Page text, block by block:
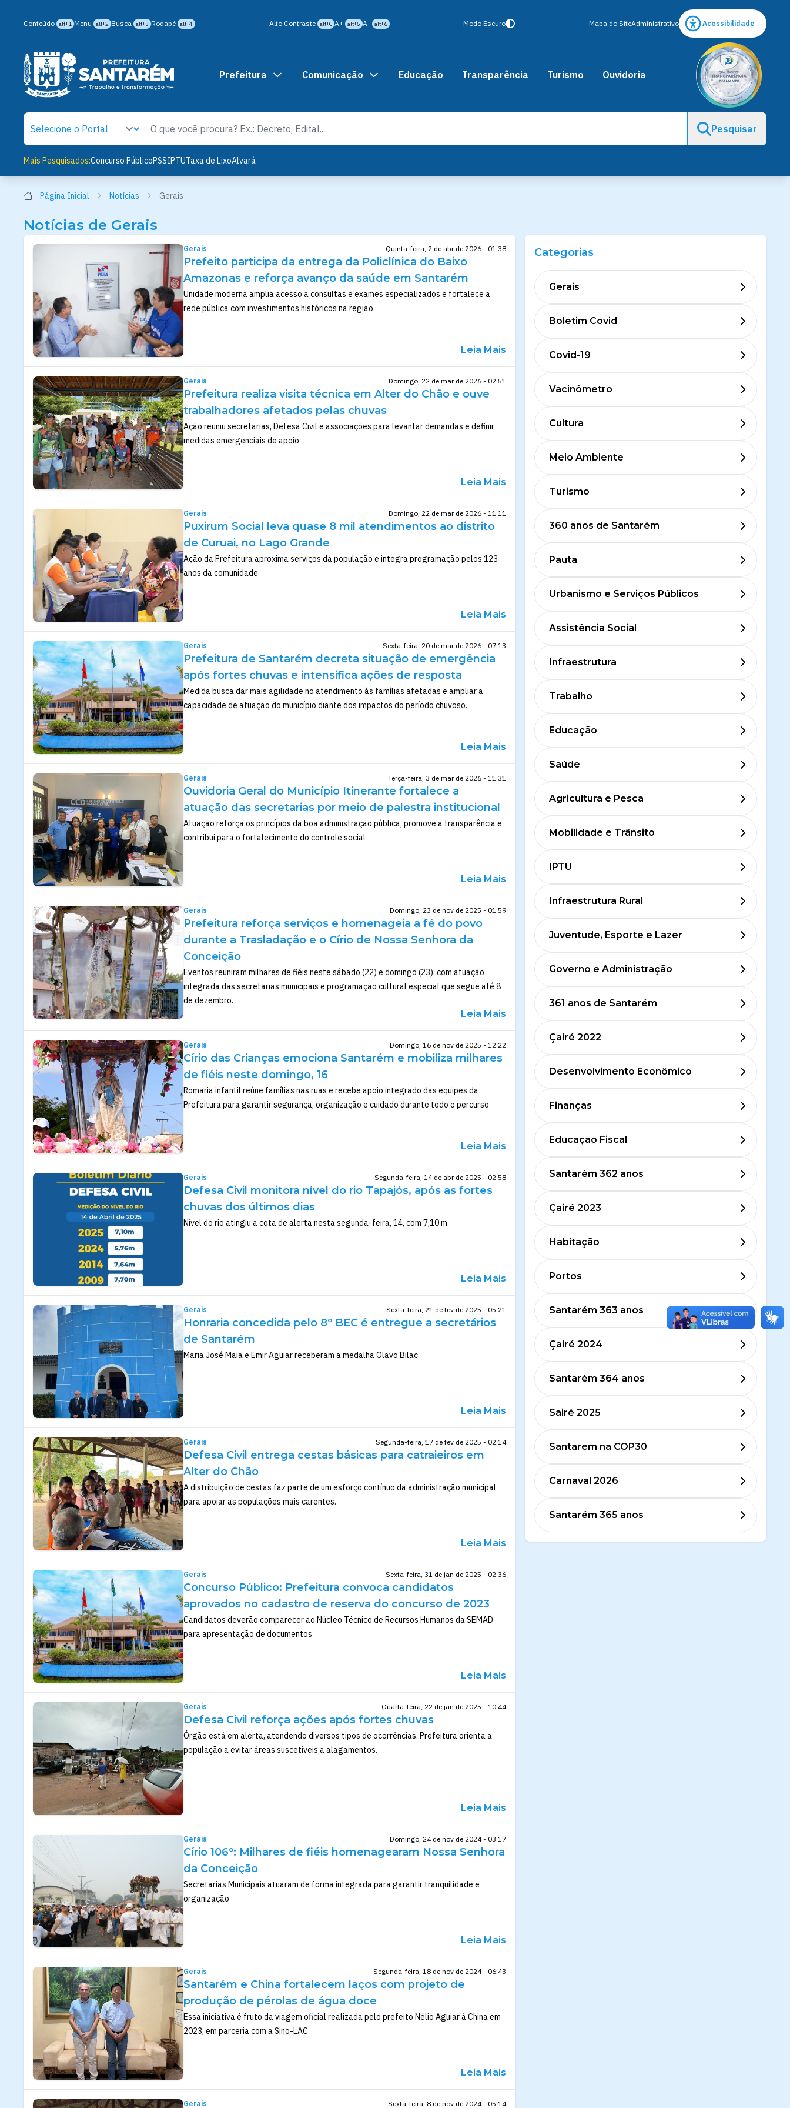
Conteúdo alt+1 Menu alt+2 Busca alt+3 Rodapé alt+4 Alto Contraste alt+C A+ alt+5 A- alt+6 Modo Escuro Mapa do SiteAdministrativo Acessibilidade
Prefeitura Comunicação Educação Transparência Turismo Ouvidoria
Pesquisar
Mais Pesquisados:Concurso PúblicoPSSIPTUTaxa de LixoAlvará
Página Inicial Notícias Gerais
Notícias de Gerais
Gerais Quinta-feira, 2 de abr de 2026 - 01:38
Prefeito participa da entrega da Policlínica do Baixo
Amazonas e reforça avanço da saúde em Santarém
Unidade moderna amplia acesso a consultas e exames especializados e fortalece a
rede pública com investimentos históricos na região
Leia Mais
Gerais Domingo, 22 de mar de 2026 - 02:51
Prefeitura realiza visita técnica em Alter do Chão e ouve
trabalhadores afetados pelas chuvas
Ação reuniu secretarias, Defesa Civil e associações para levantar demandas e definir
medidas emergenciais de apoio
Leia Mais
Gerais Domingo, 22 de mar de 2026 - 11:11
Puxirum Social leva quase 8 mil atendimentos ao distrito
de Curuai, no Lago Grande
Ação da Prefeitura aproxima serviços da população e integra programação pelos 123
anos da comunidade
Leia Mais
Gerais Sexta-feira, 20 de mar de 2026 - 07:13
Prefeitura de Santarém decreta situação de emergência
após fortes chuvas e intensifica ações de resposta
Medida busca dar mais agilidade no atendimento às famílias afetadas e ampliar a
capacidade de atuação do município diante dos impactos do período chuvoso.
Leia Mais
Gerais Terça-feira, 3 de mar de 2026 - 11:31
Ouvidoria Geral do Município Itinerante fortalece a
atuação das secretarias por meio de palestra institucional
Atuação reforça os princípios da boa administração pública, promove a transparência e
contribui para o fortalecimento do controle social
Leia Mais
Gerais Domingo, 23 de nov de 2025 - 01:59
Prefeitura reforça serviços e homenageia a fé do povo
durante a Trasladação e o Círio de Nossa Senhora da
Conceição
Eventos reuniram milhares de fiéis neste sábado (22) e domingo (23), com atuação
integrada das secretarias municipais e programação cultural especial que segue até 8
de dezembro.
Leia Mais
Gerais Domingo, 16 de nov de 2025 - 12:22
Círio das Crianças emociona Santarém e mobiliza milhares
de fiéis neste domingo, 16
Romaria infantil reúne famílias nas ruas e recebe apoio integrado das equipes da
Prefeitura para garantir segurança, organização e cuidado durante todo o percurso
Leia Mais
Gerais Segunda-feira, 14 de abr de 2025 - 02:58
Defesa Civil monitora nível do rio Tapajós, após as fortes
chuvas dos últimos dias
Nível do rio atingiu a cota de alerta nesta segunda-feira, 14, com 7,10 m.
Leia Mais
Gerais Sexta-feira, 21 de fev de 2025 - 05:21
Honraria concedida pelo 8º BEC é entregue a secretários
de Santarém
Maria José Maia e Emir Aguiar receberam a medalha Olavo Bilac.
Leia Mais
Gerais Segunda-feira, 17 de fev de 2025 - 02:14
Defesa Civil entrega cestas básicas para catraieiros em
Alter do Chão
A distribuição de cestas faz parte de um esforço contínuo da administração municipal
para apoiar as populações mais carentes.
Leia Mais
Gerais Sexta-feira, 31 de jan de 2025 - 02:36
Concurso Público: Prefeitura convoca candidatos
aprovados no cadastro de reserva do concurso de 2023
Candidatos deverão comparecer ao Núcleo Técnico de Recursos Humanos da SEMAD
para apresentação de documentos
Leia Mais
Gerais Quarta-feira, 22 de jan de 2025 - 10:44
Defesa Civil reforça ações após fortes chuvas
Órgão está em alerta, atendendo diversos tipos de ocorrências. Prefeitura orienta a
população a evitar áreas suscetíveis a alagamentos.
Leia Mais
Gerais Domingo, 24 de nov de 2024 - 03:17
Círio 106º: Milhares de fiéis homenagearam Nossa Senhora
da Conceição
Secretarias Municipais atuaram de forma integrada para garantir tranquilidade e
organização
Leia Mais
Gerais Segunda-feira, 18 de nov de 2024 - 06:43
Santarém e China fortalecem laços com projeto de
produção de pérolas de água doce
Essa iniciativa é fruto da viagem oficial realizada pelo prefeito Nélio Aguiar à China em
2023, em parceria com a Sino-LAC
Leia Mais
Gerais Sexta-feira, 8 de nov de 2024 - 05:14
Categorias
Gerais
Boletim Covid
Covid-19
Vacinômetro
Cultura
Meio Ambiente
Turismo
360 anos de Santarém
Pauta
Urbanismo e Serviços Públicos
Assistência Social
Infraestrutura
Trabalho
Educação
Saúde
Agricultura e Pesca
Mobilidade e Trânsito
IPTU
Infraestrutura Rural
Juventude, Esporte e Lazer
Governo e Administração
361 anos de Santarém
Çairé 2022
Desenvolvimento Econômico
Finanças
Educação Fiscal
Santarém 362 anos
Çairé 2023
Habitação
Portos
Santarém 363 anos
Çairé 2024
Santarém 364 anos
Sairé 2025
Santarem na COP30
Carnaval 2026
Santarém 365 anos